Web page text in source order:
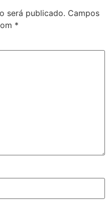
será publicado. Campos
*